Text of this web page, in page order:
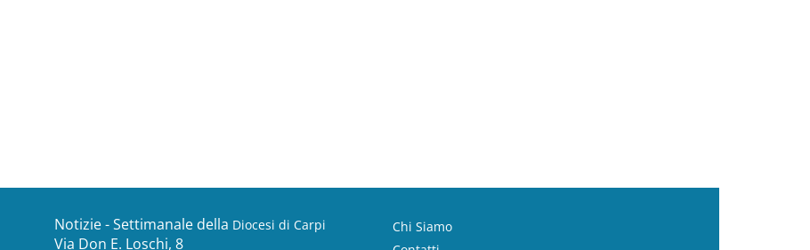
Notizie - Settimanale della Diocesi di Carpi
Via Don E. Loschi, 8
Chi Siamo